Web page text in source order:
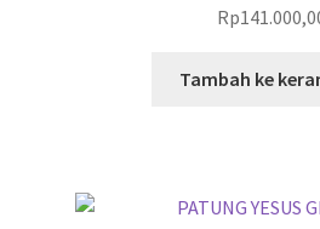
Rp
Tambah ke